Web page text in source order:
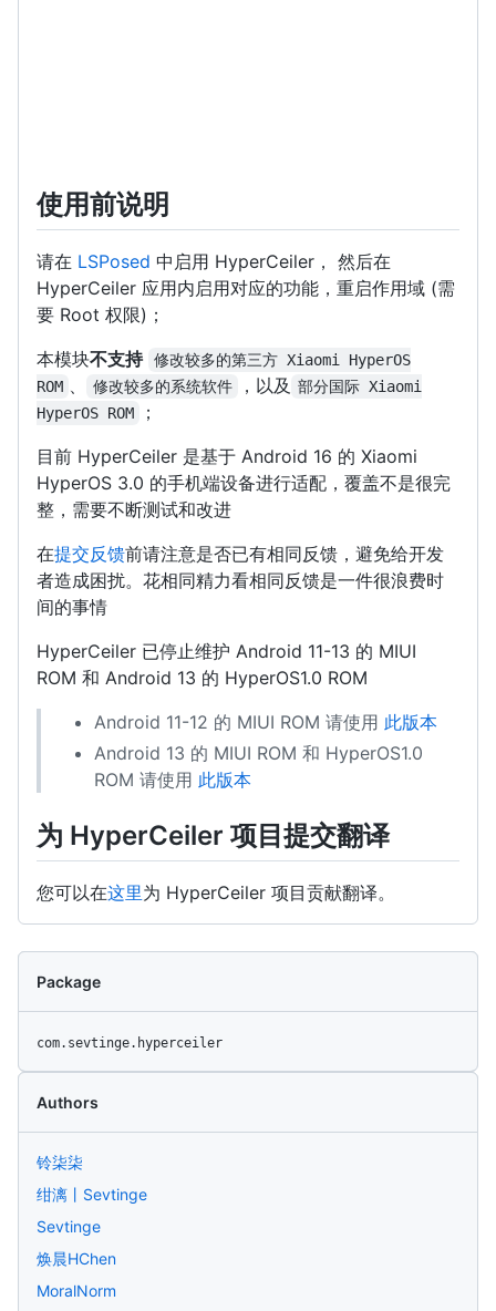
使用前说明
请在 LSPosed 中启用 HyperCeiler， 然后在
HyperCeiler 应用内启用对应的功能，重启作用域 (需
要 Root 权限)；
本模块不支持
修改较多的第三方 Xiaomi HyperOS
ROM
修改较多的系统软件 ，以及 部分国际 Xiaomi
HyperOS ROM
；
目前 HyperCeiler 是基于 Android 16 的 Xiaomi
HyperOS 3.0 的手机端设备进行适配，覆盖不是很完
整，需要不断测试和改进
在提交反馈前请注意是否已有相同反馈，避免给开发
者造成困扰。花相同精力看相同反馈是一件很浪费时
间的事情
HyperCeiler 已停止维护 Android 11-13 的 MIUI
ROM 和 Android 13 的 HyperOS1.0 ROM
Android 11-12 的 MIUI ROM 请使用 此版本
Android 13 的 MIUI ROM 和 HyperOS1.0
ROM 请使用 此版本
为 HyperCeiler 项目提交翻译
您可以在这里为 HyperCeiler 项目贡献翻译。
Package
com.sevtinge.hyperceiler
Authors
铃柒柒
绀漓丨Sevtinge
Sevtinge
焕晨HChen
MoralNorm